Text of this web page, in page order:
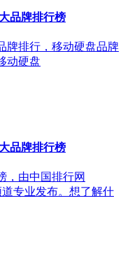
品牌排行榜
牌排行，移动硬盘品牌
动硬盘
品牌排行榜
，由中国排行网
道专业发布。想了解什